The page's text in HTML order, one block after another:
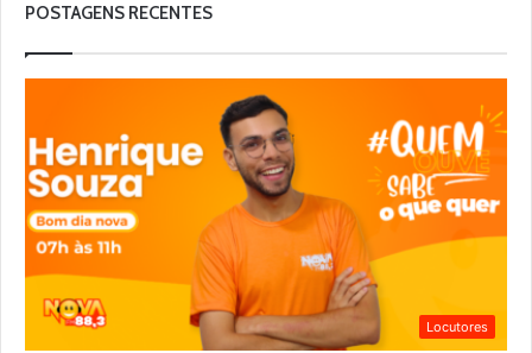
POSTAGENS RECENTES
Locutores